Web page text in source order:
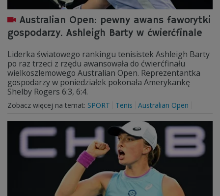
Australian Open: pewny awans faworytki
gospodarzy. Ashleigh Barty w ćwierćfinale
Liderka światowego rankingu tenisistek Ashleigh Barty
po raz trzeci z rzędu awansowała do ćwierćfinału
wielkoszlemowego Australian Open. Reprezentantka
gospodarzy w poniedziałek pokonała Amerykankę
Shelby Rogers 6:3, 6:4.
Zobacz więcej na temat: SPORT Tenis Australian Open